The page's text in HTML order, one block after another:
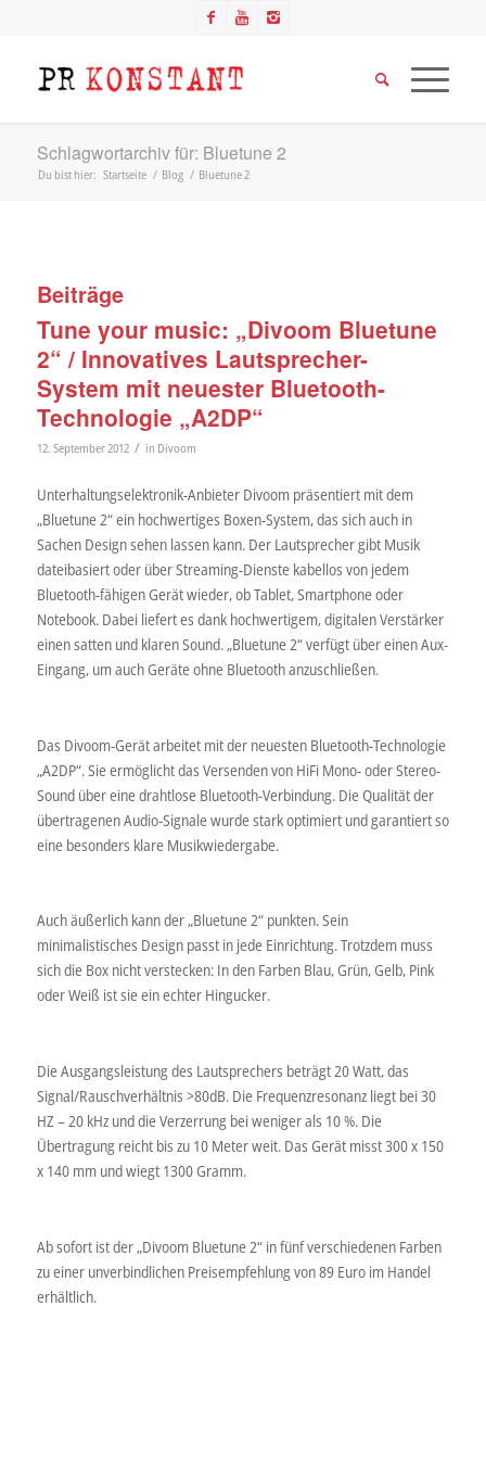
Schlagwortarchiv für: Bluetune 2
Du bist hier: Startseite / Blog / Bluetune 2
Beiträge
Tune your music: „Divoom Bluetune
2“ / Innovatives Lautsprecher-
System mit neuester Bluetooth-
Technologie „A2DP“
12. September 2012 / in Divoom
Unterhaltungselektronik-Anbieter Divoom präsentiert mit dem
„Bluetune 2“ ein hochwertiges Boxen-System, das sich auch in
Sachen Design sehen lassen kann. Der Lautsprecher gibt Musik
dateibasiert oder über Streaming-Dienste kabellos von jedem
Bluetooth-fähigen Gerät wieder, ob Tablet, Smartphone oder
Notebook. Dabei liefert es dank hochwertigem, digitalen Verstärker
einen satten und klaren Sound. „Bluetune 2“ verfügt über einen Aux-
Eingang, um auch Geräte ohne Bluetooth anzuschließen.
Das Divoom-Gerät arbeitet mit der neuesten Bluetooth-Technologie
„A2DP“. Sie ermöglicht das Versenden von HiFi Mono- oder Stereo-
Sound über eine drahtlose Bluetooth-Verbindung. Die Qualität der
übertragenen Audio-Signale wurde stark optimiert und garantiert so
eine besonders klare Musikwiedergabe.
Auch äußerlich kann der „Bluetune 2“ punkten. Sein
minimalistisches Design passt in jede Einrichtung. Trotzdem muss
sich die Box nicht verstecken: In den Farben Blau, Grün, Gelb, Pink
oder Weiß ist sie ein echter Hingucker.
Die Ausgangsleistung des Lautsprechers beträgt 20 Watt, das
Signal/Rauschverhältnis >80dB. Die Frequenzresonanz liegt bei 30
HZ – 20 kHz und die Verzerrung bei weniger als 10 %. Die
Übertragung reicht bis zu 10 Meter weit. Das Gerät misst 300 x 150
x 140 mm und wiegt 1300 Gramm.
Ab sofort ist der „Divoom Bluetune 2“ in fünf verschiedenen Farben
zu einer unverbindlichen Preisempfehlung von 89 Euro im Handel
erhältlich.